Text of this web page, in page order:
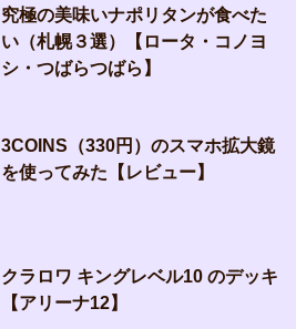
究極の美味いナポリタンが食べた
い（札幌３選）【ロータ・コノヨ
シ・つばらつばら】
3COINS（330円）のスマホ拡大鏡
を使ってみた【レビュー】
クラロワ キングレベル10 のデッキ
【アリーナ12】